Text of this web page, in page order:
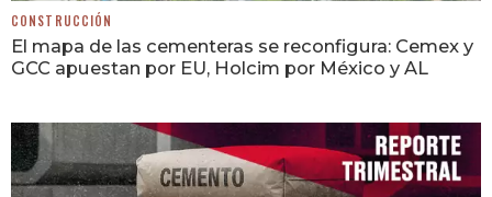
CONSTRUCCIÓN
El mapa de las cementeras se reconfigura: Cemex y
GCC apuestan por EU, Holcim por México y AL